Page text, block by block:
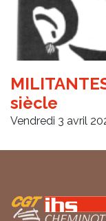
siècle
Vendredi 3 avril